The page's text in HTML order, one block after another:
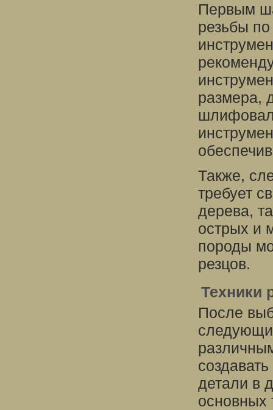
Первым
резьбы
размера,
Также,
требует
дерева,
острых и
породы
резцов.
Техники
После
детали в
основных